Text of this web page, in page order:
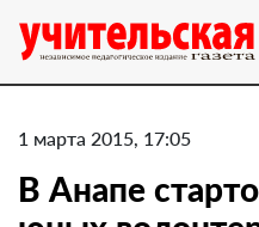
1 марта 2015, 17:05
В Анапе